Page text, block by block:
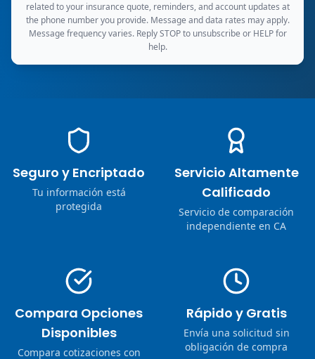
related to your insurance quote, reminders, and account updates at
the phone number you provide. Message and data rates may apply.
Message frequency varies. Reply STOP to unsubscribe or HELP for
help.
Seguro y Encriptado
Tu información está
protegida
Servicio Altamente
Calificado
Servicio de comparación
independiente en CA
Compara Opciones
Disponibles
Compara cotizaciones con
Rápido y Gratis
Envía una solicitud sin
obligación de compra